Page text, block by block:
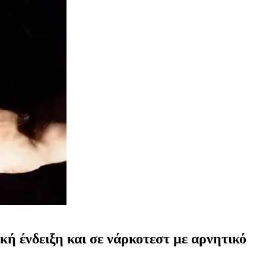
ένδειξη και σε νάρκοτεστ με αρνητικό